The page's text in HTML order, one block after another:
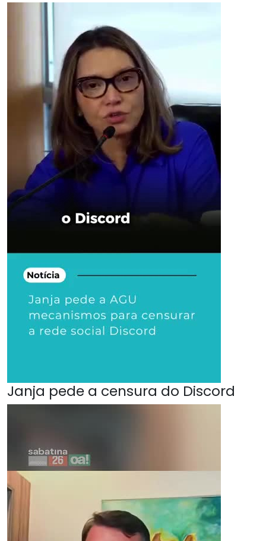
Janja pede a censura do Discord